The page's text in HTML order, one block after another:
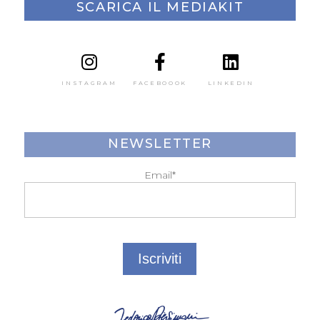
SCARICA IL MEDIAKIT
INSTAGRAM FACEBOOOK LINKEDIN
NEWSLETTER
Email*